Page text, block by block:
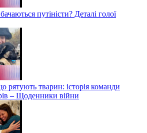
путіністи? Деталі голої
рятують тварин: історія команди
– Щоденники війни